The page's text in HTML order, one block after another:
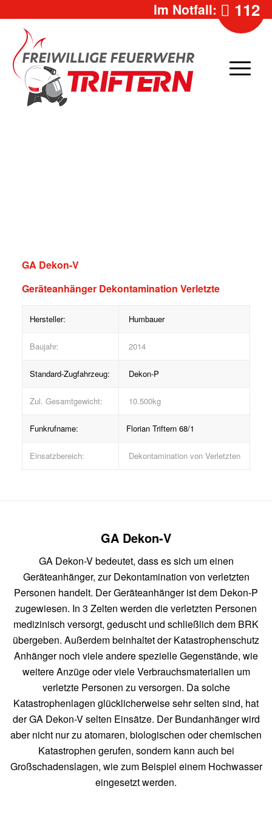
Im Notfall: 112
GA Dekon-V
Geräteanhänger Dekontamination Verletzte
Hersteller: Humbauer
Baujahr: 2014
Standard-Zugfahrzeug: Dekon-P
Zul. Gesamtgewicht: 10.500kg
Funkrufname: Florian Triftern 68/1
Einsatzbereich: Dekontamination von Verletzten
GA Dekon-V
GA Dekon-V bedeutet, dass es sich um einen
Geräteanhänger, zur Dekontamination von verletzten
Personen handelt. Der Geräteanhänger ist dem Dekon-P
zugewiesen. In 3 Zelten werden die verletzten Personen
medizinisch versorgt, geduscht und schließlich dem BRK
übergeben. Außerdem beinhaltet der Katastrophenschutz
Anhänger noch viele andere spezielle Gegenstände, wie
weitere Anzüge oder viele Verbrauchsmaterialien um
verletzte Personen zu versorgen. Da solche
Katastrophenlagen glücklicherweise sehr selten sind, hat
der GA Dekon-V selten Einsätze. Der Bundanhänger wird
aber nicht nur zu atomaren, biologischen oder chemischen
Katastrophen gerufen, sondern kann auch bei
Großschadenslagen, wie zum Beispiel einem Hochwasser
eingesetzt werden.